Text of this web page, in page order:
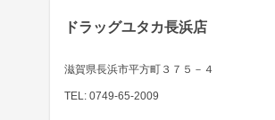
ドラッグユタカ長浜店
滋賀県長浜市平方町３７５－４
TEL: 0749-65-2009